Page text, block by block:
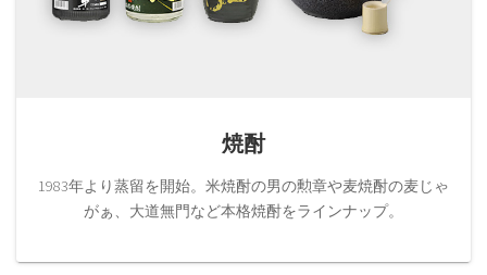
焼酎
1983年より蒸留を開始。米焼酎の男の勲章や麦焼酎の麦じゃ
がぁ、大道無門など本格焼酎をラインナップ。